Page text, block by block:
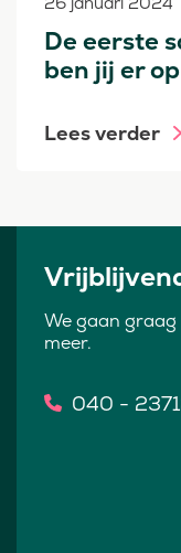
De eerste
ben jij er
Lees verder
We gaan graag
meer.
040 -